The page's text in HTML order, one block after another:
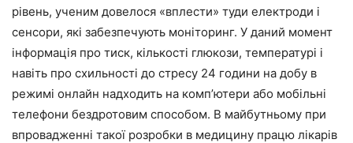
рівень, ученим довелося «вплести» туди електроди і
сенсори, які забезпечують моніторинг. У даний момент
інформація про тиск, кількості глюкози, температурі і
навіть про схильності до стресу 24 години на добу в
режимі онлайн надходить на комп’ютери або мобільні
телефони бездротовим способом. В майбутньому при
впровадженні такої розробки в медицину працю лікарів